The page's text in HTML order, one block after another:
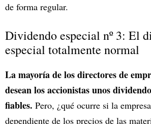
de forma regular.
Dividendo especial nº 3: El
especial totalmente normal
La mayoría de los directores de
desean los accionistas unos
fiables. Pero, ¿qué ocurre si la
dependiente de los precios de las